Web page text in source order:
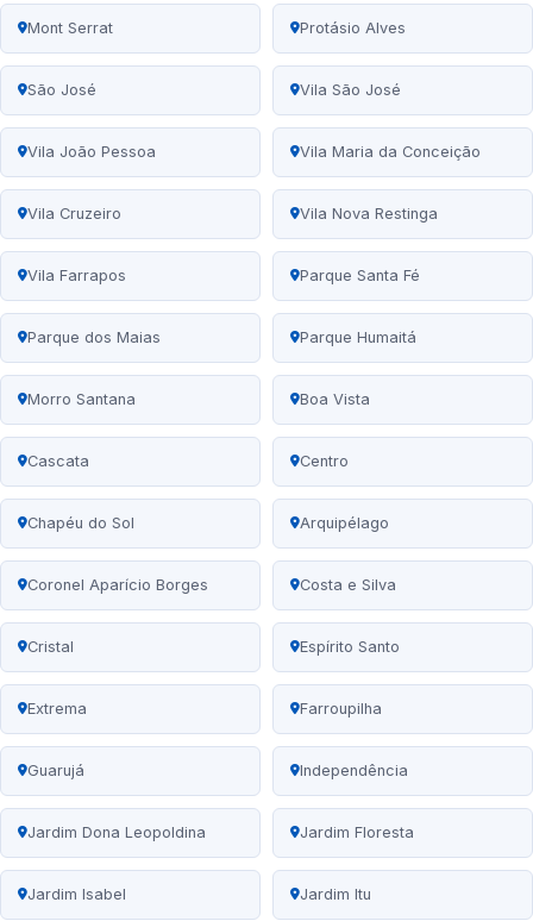
Mont Serrat Protásio Alves
São José Vila São José
Vila João Pessoa Vila Maria da Conceição
Vila Cruzeiro Vila Nova Restinga
Vila Farrapos Parque Santa Fé
Parque dos Maias Parque Humaitá
Morro Santana Boa Vista
Cascata Centro
Chapéu do Sol Arquipélago
Coronel Aparício Borges Costa e Silva
Cristal Espírito Santo
Extrema Farroupilha
Guarujá Independência
Jardim Dona Leopoldina Jardim Floresta
Jardim Isabel Jardim Itu